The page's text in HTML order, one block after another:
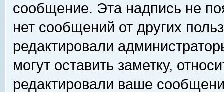
сообщение. Эта надпись не
нет сообщений от других
редактировали
могут оставить заметку,
редактировали ваше